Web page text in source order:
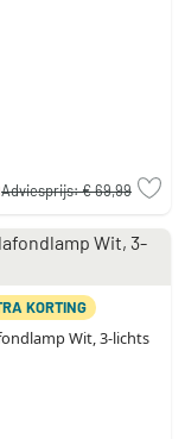
Adviesprijs:€ 69,99
KORTING
Wit, 3-lichts